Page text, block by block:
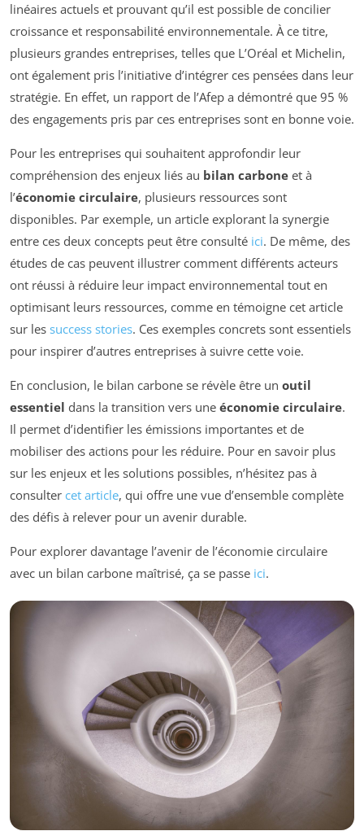
linéaires actuels et prouvant qu’il est possible de concilier
croissance et responsabilité environnementale. À ce titre,
plusieurs grandes entreprises, telles que L’Oréal et Michelin,
ont également pris l’initiative d’intégrer ces pensées dans leur
stratégie. En effet, un rapport de l’Afep a démontré que 95 %
des engagements pris par ces entreprises sont en bonne voie.
Pour les entreprises qui souhaitent approfondir leur
compréhension des enjeux liés au bilan carbone et à
l’économie circulaire, plusieurs ressources sont
disponibles. Par exemple, un article explorant la synergie
entre ces deux concepts peut être consulté ici. De même, des
études de cas peuvent illustrer comment différents acteurs
ont réussi à réduire leur impact environnemental tout en
optimisant leurs ressources, comme en témoigne cet article
sur les success stories. Ces exemples concrets sont essentiels
pour inspirer d’autres entreprises à suivre cette voie.
En conclusion, le bilan carbone se révèle être un outil
essentiel dans la transition vers une économie circulaire.
Il permet d’identifier les émissions importantes et de
mobiliser des actions pour les réduire. Pour en savoir plus
sur les enjeux et les solutions possibles, n’hésitez pas à
consulter cet article, qui offre une vue d’ensemble complète
des défis à relever pour un avenir durable.
Pour explorer davantage l’avenir de l’économie circulaire
avec un bilan carbone maîtrisé, ça se passe ici.